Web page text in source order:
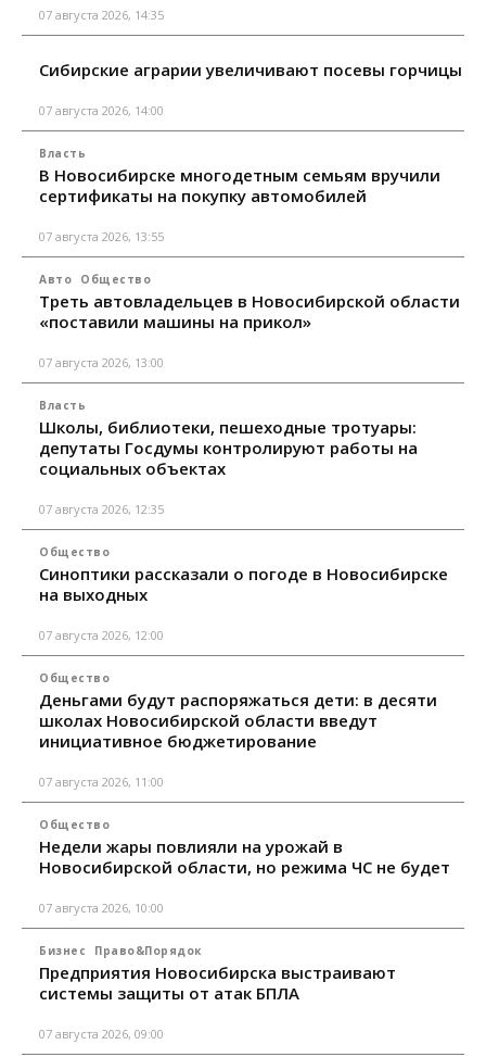
07 августа 2026, 14:35
Сибирские аграрии увеличивают посевы горчицы
07 августа 2026, 14:00
Власть
В Новосибирске многодетным семьям вручили
сертификаты на покупку автомобилей
07 августа 2026, 13:55
Авто Общество
Треть автовладельцев в Новосибирской области
«поставили машины на прикол»
07 августа 2026, 13:00
Власть
Школы, библиотеки, пешеходные тротуары:
депутаты Госдумы контролируют работы на
социальных объектах
07 августа 2026, 12:35
Общество
Синоптики рассказали о погоде в Новосибирске
на выходных
07 августа 2026, 12:00
Общество
Деньгами будут распоряжаться дети: в десяти
школах Новосибирской области введут
инициативное бюджетирование
07 августа 2026, 11:00
Общество
Недели жары повлияли на урожай в
Новосибирской области, но режима ЧС не будет
07 августа 2026, 10:00
Бизнес Право&Порядок
Предприятия Новосибирска выстраивают
системы защиты от атак БПЛА
07 августа 2026, 09:00